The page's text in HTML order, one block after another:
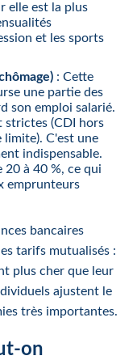
elle est la plus
et les sports
: Cette
une partie des
son emploi salarié.
strictes (CDI hors
limite). C'est une
indispensable.
20 à 40 %, ce qui
emprunteurs
bancaires
tarifs mutualisés :
plus cher que leur
ajustent le
très importantes.
on